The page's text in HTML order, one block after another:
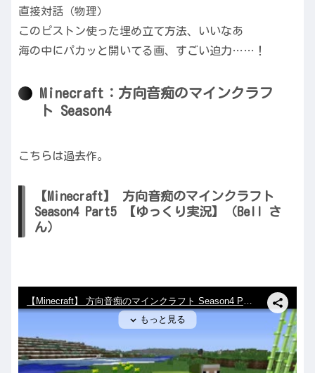
直接対話（物理）
このピストン使った埋め立て方法、いいなあ
海の中にパカッと開いてる画、すごい迫力……！
Minecraft：方向音痴のマインクラフ
ト Season4
こちらは過去作。
【Minecraft】 方向音痴のマインクラフト
Season4 Part5 【ゆっくり実況】（Bell さ
ん）